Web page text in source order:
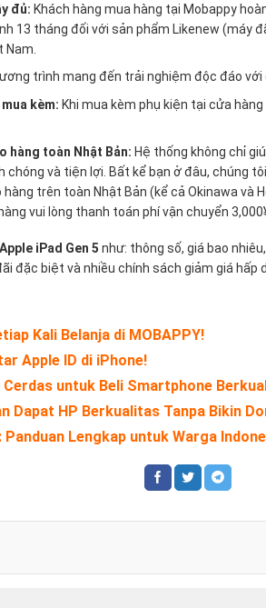
đủ: Khách hàng mua hàng tại Mobappy
13 tháng đối với sản phẩm Likenew
trình mang đến trải nghiệm độc đáo
kèm: Khi mua kèm phụ kiện tại cửa
hàng toàn Nhật Bản: Hệ thống không chỉ
chóng và tiện lợi. Bất kể bạn ở đâu, chúng
hàng trên toàn Nhật Bản (kể cả Okinawa và
vui lòng thanh toán phí vận chuyển
Apple iPad Gen 5 như: thông số, giá bao
đặc biệt và nhiều chính sách giảm giá hấp
Kali Belanja di MOBAPPY!
Apple ID di iPhone!
untuk Beli Smartphone
Dapat HP Berkualitas Tanpa Bikin
Lengkap untuk Warga